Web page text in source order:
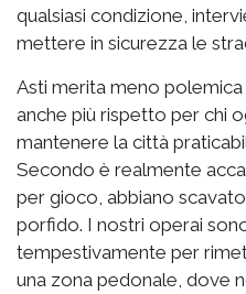
qualsiasi condizione,
mettere in sicurezza le
Asti merita meno
anche più rispetto per chi
mantenere la città
Secondo è realmente
per gioco, abbiano
porfido. I nostri operai
tempestivamente per
una zona pedonale, dove